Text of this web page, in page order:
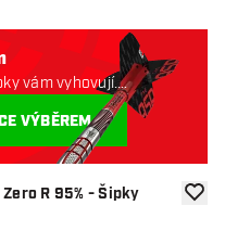
R 95% - Šipky
vám vyhovují.
VÝBĚREM